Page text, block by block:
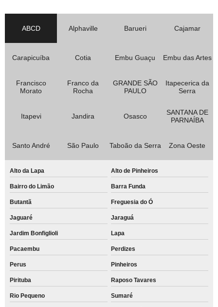
ABCD Alphaville Barueri Cajamar
Carapicuíba Cotia Embu Guaçu Embu das Artes
Francisco
Morato
Franco da
Rocha
GRANDE SÃO
PAULO
Itapecerica da
Serra
Itapevi Jandira Osasco
SANTANA DE
PARNAÍBA
Santo André São Paulo Taboão da Serra Zona Oeste
Alto da Lapa Alto de Pinheiros
Bairro do Limão Barra Funda
Butantã Freguesia do Ó
Jaguaré Jaraguá
Jardim Bonfiglioli Lapa
Pacaembu Perdizes
Perus Pinheiros
Pirituba Raposo Tavares
Rio Pequeno Sumaré